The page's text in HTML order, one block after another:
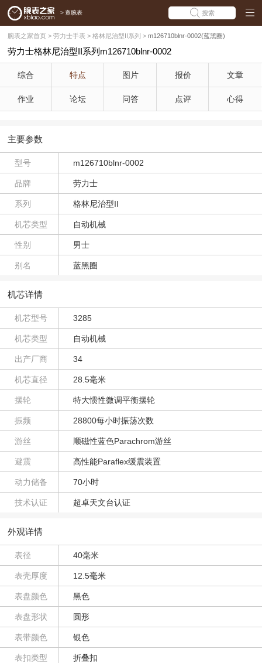
> 查腕表 搜索
腕表之家首页 > 劳力士手表 > 格林尼治型II系列 > m126710blnr-0002(蓝黑圈)
劳力士格林尼治型II系列m126710blnr-0002
综合 特点 图片 报价 文章
作业 论坛 问答 点评 心得
主要参数
型号 m126710blnr-0002
品牌 劳力士
系列 格林尼治型II
机芯类型 自动机械
性别 男士
别名 蓝黑圈
机芯详情
机芯型号 3285
机芯类型 自动机械
出产厂商 34
机芯直径 28.5毫米
摆轮 特大惯性微调平衡摆轮
振频 28800每小时振荡次数
游丝 顺磁性蓝色Parachrom游丝
避震 高性能Paraflex缓震装置
动力储备 70小时
技术认证 超卓天文台认证
外观详情
表径 40毫米
表壳厚度 12.5毫米
表盘颜色 黑色
表盘形状 圆形
表带颜色 银色
表扣类型 折叠扣